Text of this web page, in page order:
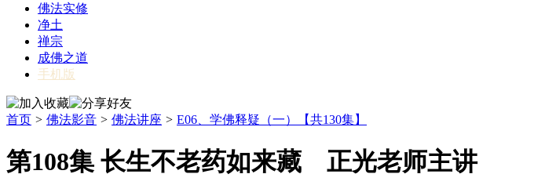
佛法实修
净土
禅宗
成佛之道
手机版
首页 > 佛法影音 > 佛法讲座 > E06、学佛释疑（一）【共130集】
第108集 长生不老药如来藏 正光老师主讲